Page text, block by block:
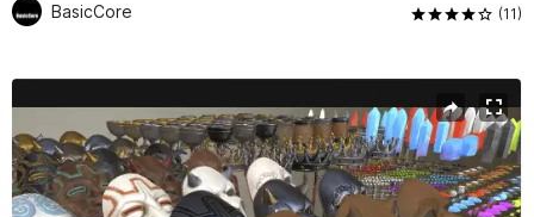
BasicCore (11)